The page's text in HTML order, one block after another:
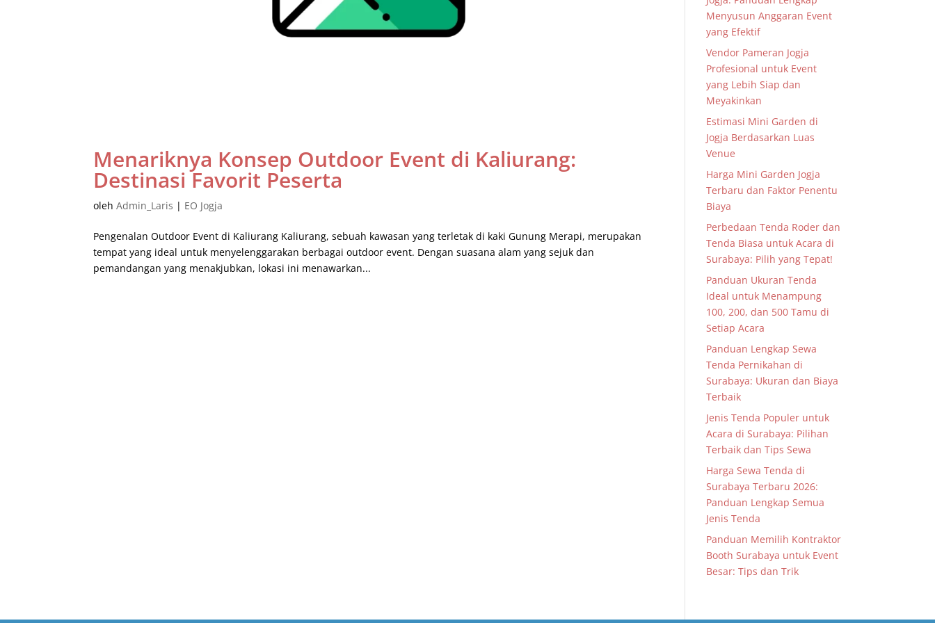
Menariknya Konsep Outdoor Event di Kaliurang:
Destinasi Favorit Peserta
olehAdmin_Laris | EO Jogja
Pengenalan Outdoor Event di Kaliurang Kaliurang, sebuah kawasan yang terletak di kaki Gunung Merapi, merupakan
tempat yang ideal untuk menyelenggarakan berbagai outdoor event. Dengan suasana alam yang sejuk dan
pemandangan yang menakjubkan, lokasi ini menawarkan...
Menyusun Anggaran Event
yang Efektif
Vendor Pameran Jogja
Profesional untuk Event
yang Lebih Siap dan
Meyakinkan
Estimasi Mini Garden di
Jogja Berdasarkan Luas
Venue
Harga Mini Garden Jogja
Terbaru dan Faktor Penentu
Biaya
Perbedaan Tenda Roder dan
Tenda Biasa untuk Acara di
Surabaya: Pilih yang Tepat!
Panduan Ukuran Tenda
Ideal untuk Menampung
100, 200, dan 500 Tamu di
Setiap Acara
Panduan Lengkap Sewa
Tenda Pernikahan di
Surabaya: Ukuran dan Biaya
Terbaik
Jenis Tenda Populer untuk
Acara di Surabaya: Pilihan
Terbaik dan Tips Sewa
Harga Sewa Tenda di
Surabaya Terbaru 2026:
Panduan Lengkap Semua
Jenis Tenda
Panduan Memilih Kontraktor
Booth Surabaya untuk Event
Besar: Tips dan Trik